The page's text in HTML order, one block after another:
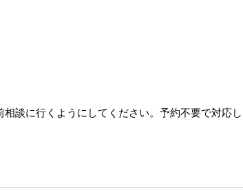
談に行くようにしてください。予約不要で対応し